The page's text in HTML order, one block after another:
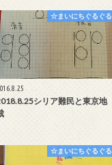
☆まいにちぐるぐる
シリア難民と東京地
☆まいにちぐるぐる